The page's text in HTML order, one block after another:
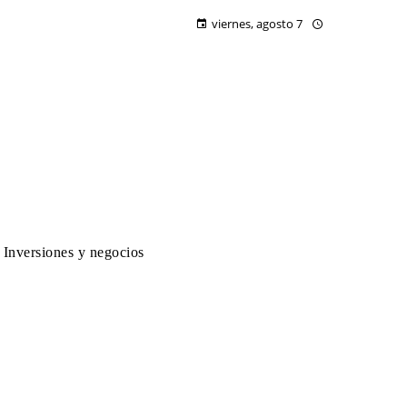
viernes, agosto 7
Inversiones y negocios